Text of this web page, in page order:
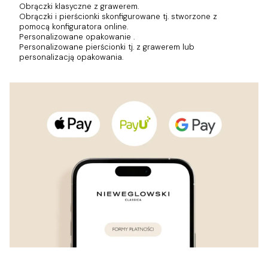
Obrączki klasyczne z grawerem.
Obrączki i pierścionki skonfigurowane tj. stworzone z
pomocą konfiguratora online.
Personalizowane opakowanie .
Personalizowane pierścionki tj. z grawerem lub
personalizacją opakowania.